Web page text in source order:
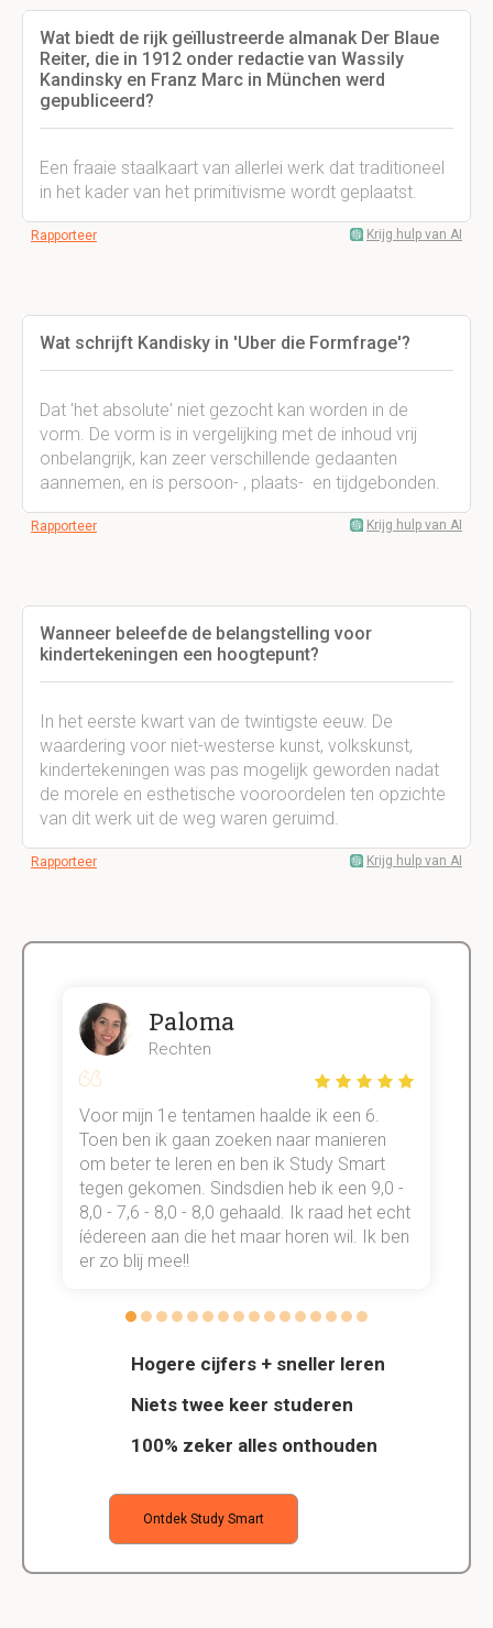
Wat biedt de rijk geïllustreerde almanak Der Blaue
Reiter, die in 1912 onder redactie van Wassily
Kandinsky en Franz Marc in München werd
gepubliceerd?
Een fraaie staalkaart van allerlei werk dat traditioneel
in het kader van het primitivisme wordt geplaatst.
Rapporteer Krijg hulp van AI
Wat schrijft Kandisky in 'Uber die Formfrage'?
Dat 'het absolute' niet gezocht kan worden in de
vorm. De vorm is in vergelijking met de inhoud vrij
onbelangrijk, kan zeer verschillende gedaanten
aannemen, en is persoon- , plaats- en tijdgebonden.
Rapporteer Krijg hulp van AI
Wanneer beleefde de belangstelling voor
kindertekeningen een hoogtepunt?
In het eerste kwart van de twintigste eeuw. De
waardering voor niet-westerse kunst, volkskunst,
kindertekeningen was pas mogelijk geworden nadat
de morele en esthetische vooroordelen ten opzichte
van dit werk uit de weg waren geruimd.
Rapporteer Krijg hulp van AI
Hogere cijfers + sneller leren
Niets twee keer studeren
100% zeker alles onthouden
Ontdek Study Smart
Paloma
Rechten
Voor mijn 1e tentamen haalde ik een 6.
Toen ben ik gaan zoeken naar manieren
om beter te leren en ben ik Study Smart
tegen gekomen. Sindsdien heb ik een 9,0 -
8,0 - 7,6 - 8,0 - 8,0 gehaald. Ik raad het echt
íédereen aan die het maar horen wil. Ik ben
er zo blij mee!!